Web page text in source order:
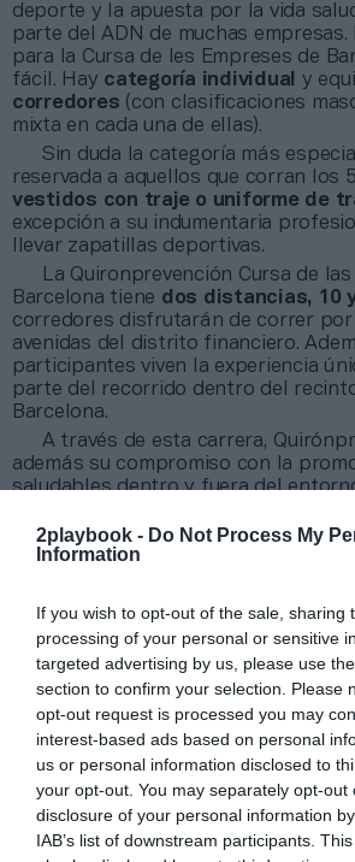
2playbook - Do Not Process My
Information
If you wish to opt-out of the sale, sharing
processing of your personal or sensitive
targeted advertising by us, please use
section to confirm your selection. Please
opt-out request is processed you may
interest-based ads based on personal
us or personal information disclosed to
your opt-out. You may separately opt-out
disclosure of your personal information
IAB’s list of downstream participants.
deporte y la apuesta por la vida
parte del ADN de muchas
para la Cursa de les Empreses de
fácil. Hay categoría individual y
corredores (con clasificaciones
mixta en cada una de ellas).
Sin duda la categoría más
reservada a aquellos que corran los
vestidos con traje o uniforme de
excepción a su indumentaria
llevar zapatillas deportivas.
La Quironprevención Cursa de
Barcelona tiene dos distancias, 10
corredores disfrutarán de correr por
avenidas del distrito financiero.
participantes viven la experiencia
parte del recorrido dentro del
Barcelona.
A través de esta carrera,
además su compromiso con la
saludables dentro y fuera del
prevención y bienestar. Esta
#LaSaludDelDeporte se refleja
Health Center Quirónprevención), o
Oficial de Fisioterapia de las Titan
Más información y últimas
página web oficial en
2Playbook
como fuente
de forma gratuita
Mantente informado con las últimas